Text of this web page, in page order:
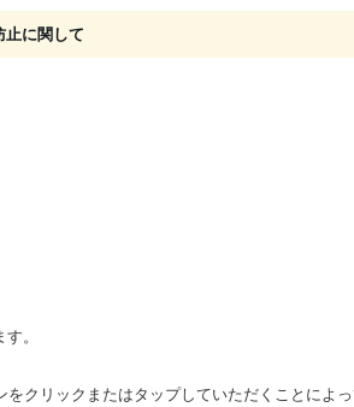
に関して
。
クリックまたはタップしていただくことによ